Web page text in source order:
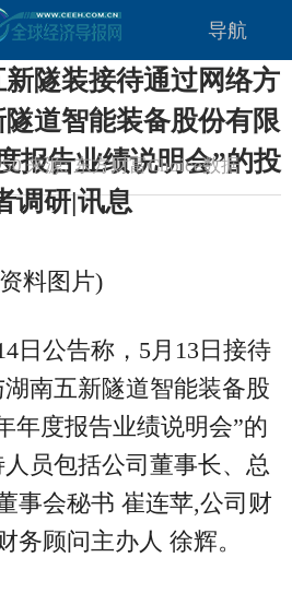
导航
新隧装接待通过网络方
道智能装备股份有限
报告业绩说明会”的投
调研|讯息
来源: 东方财富Choice数据
料图片)
日公告称，5月13日接待
南五新隧道智能装备股
年度报告业绩说明会”的
员包括公司董事长、总
事会秘书 崔连苹,公司财
务顾问主办人 徐辉。